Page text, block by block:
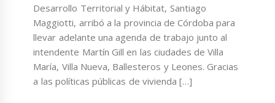
Desarrollo Territorial y Hábitat, Santiago
Maggiotti, arribó a la provincia de Córdoba para
llevar adelante una agenda de trabajo junto al
intendente Martín Gill en las ciudades de Villa
María, Villa Nueva, Ballesteros y Leones. Gracias
a las políticas públicas de vivienda […]